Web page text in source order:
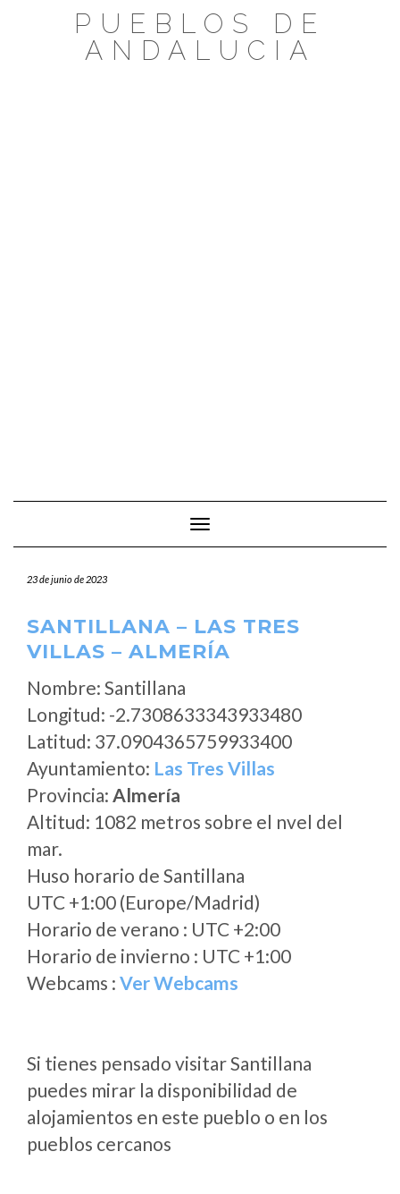
PUEBLOS DE
ANDALUCIA
Cambiar modo de navegación
23 de junio de 2023
SANTILLANA – LAS TRES
VILLAS – ALMERÍA
Nombre: Santillana
Longitud: -2.7308633343933480
Latitud: 37.0904365759933400
Ayuntamiento: Las Tres Villas
Provincia: Almería
Altitud: 1082 metros sobre el nvel del
mar.
Huso horario de Santillana
UTC +1:00 (Europe/Madrid)
Horario de verano : UTC +2:00
Horario de invierno : UTC +1:00
Webcams : Ver Webcams
Si tienes pensado visitar Santillana
puedes mirar la disponibilidad de
alojamientos en este pueblo o en los
pueblos cercanos